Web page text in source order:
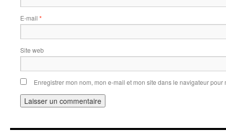
E-mail *
Site web
Enregistrer mon nom, mon e-mail et mon site dans le navigateur